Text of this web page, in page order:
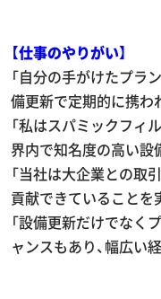
【仕事のやりがい】
「自分の手がけたプラ
備更新で定期的に携わ
「私はスパミックフィ
界内で知名度の高い設
「当社は大企業との取
貢献できていることを
「設備更新だけでなく
ャンスもあり、幅広い